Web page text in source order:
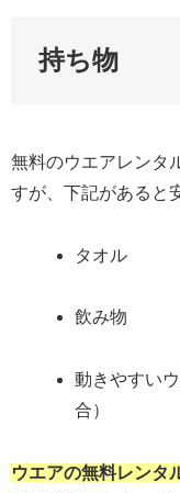
持ち物
無料のウエアレンタ
すが、下記があると
タオル
飲み物
動きやすい
合）
ウエアの無料レンタ